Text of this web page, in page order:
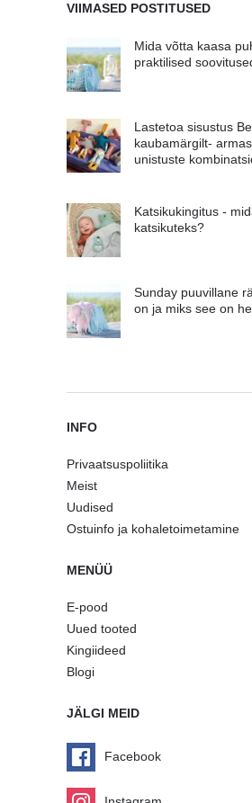
VIIMASED POSTITUSED
Mida võtta kaasa
praktilised
Lastetoa sisustus
kaubamärgilt-
unistuste
Katsikukingitus -
katsikuteks?
Sunday puuvillane
on ja miks see on
INFO
Privaatsuspoliitika
Meist
Uudised
Ostuinfo ja kohaletoimetamine
MENÜÜ
E-pood
Uued tooted
Kingiideed
Blogi
JÄLGI MEID
Facebook